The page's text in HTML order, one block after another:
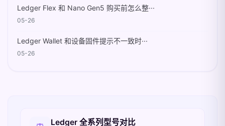
Ledger Flex 和 Nano Gen5 购买前怎么整···
05-26
Ledger Wallet 和设备固件提示不一致时···
05-26
相关入口
Ledger 全系列型号对比